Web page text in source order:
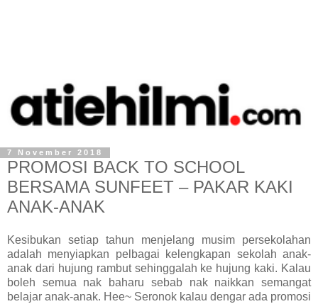
7 November 2018
PROMOSI BACK TO SCHOOL
BERSAMA SUNFEET – PAKAR KAKI
ANAK-ANAK
Kesibukan setiap tahun menjelang musim persekolahan
adalah menyiapkan pelbagai kelengkapan sekolah anak-
anak dari hujung rambut sehinggalah ke hujung kaki. Kalau
boleh semua nak baharu sebab nak naikkan semangat
belajar anak-anak. Hee~ Seronok kalau dengar ada promosi